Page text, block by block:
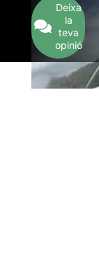
Deixa
la
teva
opinió